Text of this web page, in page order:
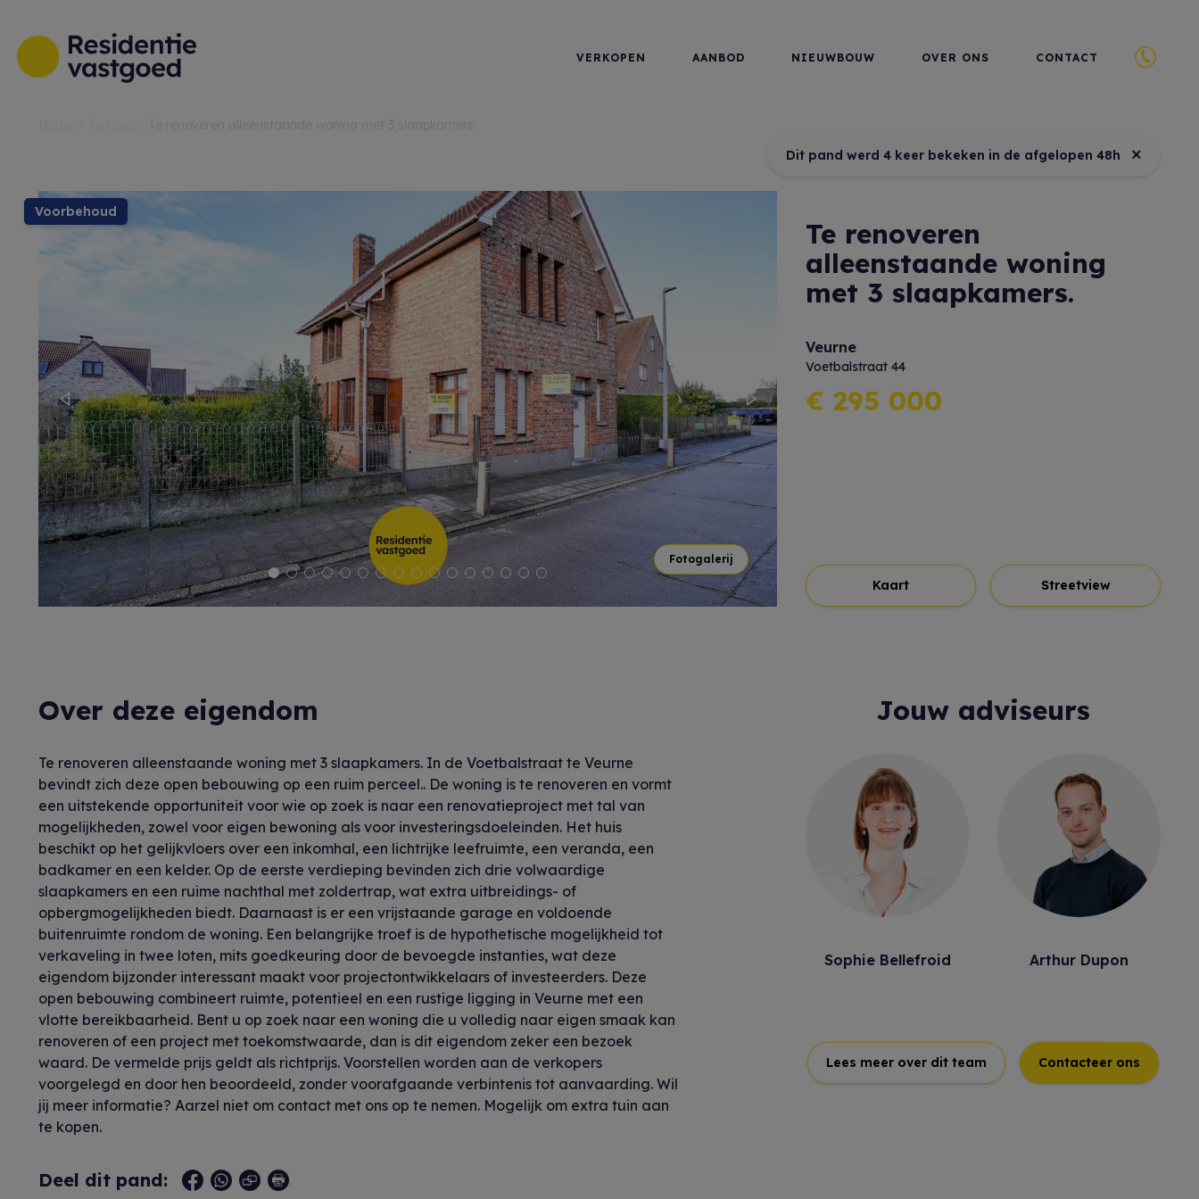
VERKOPEN AANBOD NIEUWBOUW OVER ONS CONTACT
Dit pand werd 4 keer bekeken in de afgelopen 48h
×
voorbehoud
Previous Next
Fotogalerij
Te renoveren
alleenstaande woning
met 3 slaapkamers.
Veurne
Voetbalstraat 44
€ 295 000
Kaart Streetview
Over deze eigendom
Te renoveren alleenstaande woning met 3 slaapkamers. In de Voetbalstraat te Veurne
bevindt zich deze open bebouwing op een ruim perceel.. De woning is te renoveren en vormt
een uitstekende opportuniteit voor wie op zoek is naar een renovatieproject met tal van
mogelijkheden, zowel voor eigen bewoning als voor investeringsdoeleinden. Het huis
beschikt op het gelijkvloers over een inkomhal, een lichtrijke leefruimte, een veranda, een
badkamer en een kelder. Op de eerste verdieping bevinden zich drie volwaardige
slaapkamers en een ruime nachthal met zoldertrap, wat extra uitbreidings- of
opbergmogelijkheden biedt. Daarnaast is er een vrijstaande garage en voldoende
buitenruimte rondom de woning. Een belangrijke troef is de hypothetische mogelijkheid tot
verkaveling in twee loten, mits goedkeuring door de bevoegde instanties, wat deze
eigendom bijzonder interessant maakt voor projectontwikkelaars of investeerders. Deze
open bebouwing combineert ruimte, potentieel en een rustige ligging in Veurne met een
vlotte bereikbaarheid. Bent u op zoek naar een woning die u volledig naar eigen smaak kan
renoveren of een project met toekomstwaarde, dan is dit eigendom zeker een bezoek
waard. De vermelde prijs geldt als richtprijs. Voorstellen worden aan de verkopers
voorgelegd en door hen beoordeeld, zonder voorafgaande verbintenis tot aanvaarding. Wil
jij meer informatie? Aarzel niet om contact met ons op te nemen. Mogelijk om extra tuin aan
te kopen.
Deel dit pand:
Jouw adviseurs
Sophie Bellefroid Arthur Dupon
Lees meer over dit team Contacteer ons